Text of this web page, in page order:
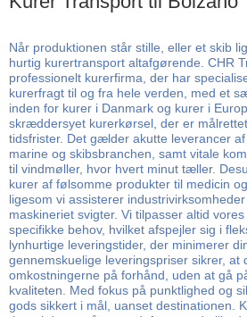
Når produktionen står stille, eller et skib
hurtig kurertransport altafgørende. CHR
professionelt kurerfirma, der har
kurerfragt til og fra hele verden, med et
inden for kurer i Danmark og kurer i
skræddersyet kurerkørsel, der er
tidsfrister. Det gælder akutte leverancer af
marine og skibsbranchen, samt vitale
til vindmøller, hvor hvert minut tæller.
kurer af følsomme produkter til medicin
ligesom vi assisterer
maskineriet svigter. Vi tilpasser altid
specifikke behov, hvilket afspejler sig i
lynhurtige leveringstider, der minimerer
gennemskuelige leveringspriser sikrer, at
omkostningerne på forhånd, uden at gå
kvaliteten. Med fokus på punktlighed og
gods sikkert i mål, uanset destinationen.